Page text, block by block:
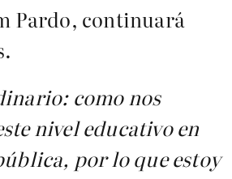
Pardo, continuará
como nos
nivel educativo en
por lo que estoy